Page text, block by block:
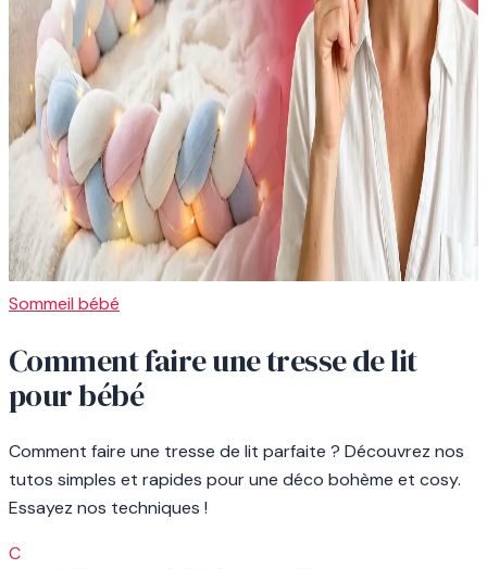
Sommeil bébé
Comment faire une tresse de lit
pour bébé
Comment faire une tresse de lit parfaite ? Découvrez nos
tutos simples et rapides pour une déco bohème et cosy.
Essayez nos techniques !
C